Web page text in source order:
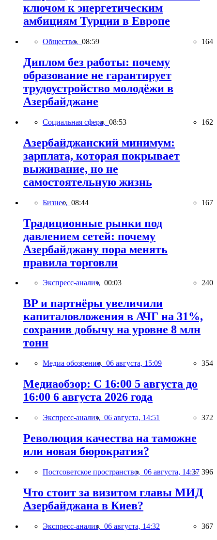
ключом к энергетическим
амбициям Турции в Европе
Общество, 08:59 164
Диплом без работы: почему
образование не гарантирует
трудоустройство молодёжи в
Азербайджане
Социальная сфера, 08:53 162
Азербайджанский минимум:
зарплата, которая покрывает
выживание, но не
самостоятельную жизнь
Бизнес, 08:44 167
Традиционные рынки под
давлением сетей: почему
Азербайджану пора менять
правила торговли
Экспресс-анализ, 00:03 240
BP и партнёры увеличили
капиталовложения в АЧГ на 31%,
сохранив добычу на уровне 8 млн
тонн
Медиа обозрение, 06 августа, 15:09 354
Медиаобзор: С 16:00 5 августа до
16:00 6 августа 2026 года
Экспресс-анализ, 06 августа, 14:51 372
Революция качества на таможне
или новая бюрократия?
Постсоветское пространство, 06 августа, 14:37 396
Что стоит за визитом главы МИД
Азербайджана в Киев?
Экспресс-анализ, 06 августа, 14:32 367